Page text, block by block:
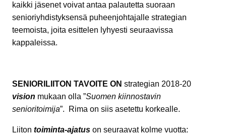
kaikki jäsenet voivat antaa palautetta suoraan
senioriyhdistyksensä puheenjohtajalle strategian
teemoista, joita esittelen lyhyesti seuraavissa
kappaleissa.
SENIORILIITON TAVOITE ON strategian 2018-20
vision mukaan olla ”Suomen kiinnostavin
senioritoimija”. Rima on siis asetettu korkealle.
Liiton toiminta-ajatus on seuraavat kolme vuotta: